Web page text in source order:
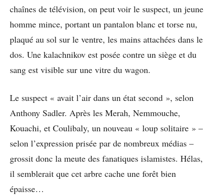
chaînes de télévision, on peut voir le suspect, un jeune
homme mince, portant un pantalon blanc et torse nu,
plaqué au sol sur le ventre, les mains attachées dans le
dos. Une kalachnikov est posée contre un siège et du
sang est visible sur une vitre du wagon.
Le suspect « avait l’air dans un état second », selon
Anthony Sadler. Après les Merah, Nemmouche,
Kouachi, et Coulibaly, un nouveau « loup solitaire » –
selon l’expression prisée par de nombreux médias –
grossit donc la meute des fanatiques islamistes. Hélas,
il semblerait que cet arbre cache une forêt bien
épaisse…